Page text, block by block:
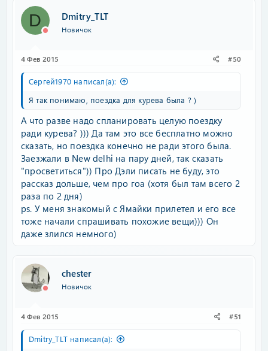
Поездка для каждого обошлась примерно около 110-
120тр, в этом году даже считать не хочется сколько
обошлась бы(
D Dmitry_TLT
Новичок
4 Фев 2015 #50
Сергей1970 написал(а):
Я так понимаю, поездка для курева была ? )
А что разве надо спланировать целую поездку
ради курева? ))) Да там это все бесплатно можно
сказать, но поездка конечно не ради этого была.
Заезжали в New delhi на пару дней, так сказать
"просветиться")) Про Дэли писать не буду, это
рассказ дольше, чем про гоа (хотя был там всего 2
раза по 2 дня)
ps. У меня знакомый с Ямайки прилетел и его все
тоже начали спрашивать похожие вещи))) Он
даже злился немного)
chester
Новичок
4 Фев 2015 #51
Dmitry_TLT написал(а):